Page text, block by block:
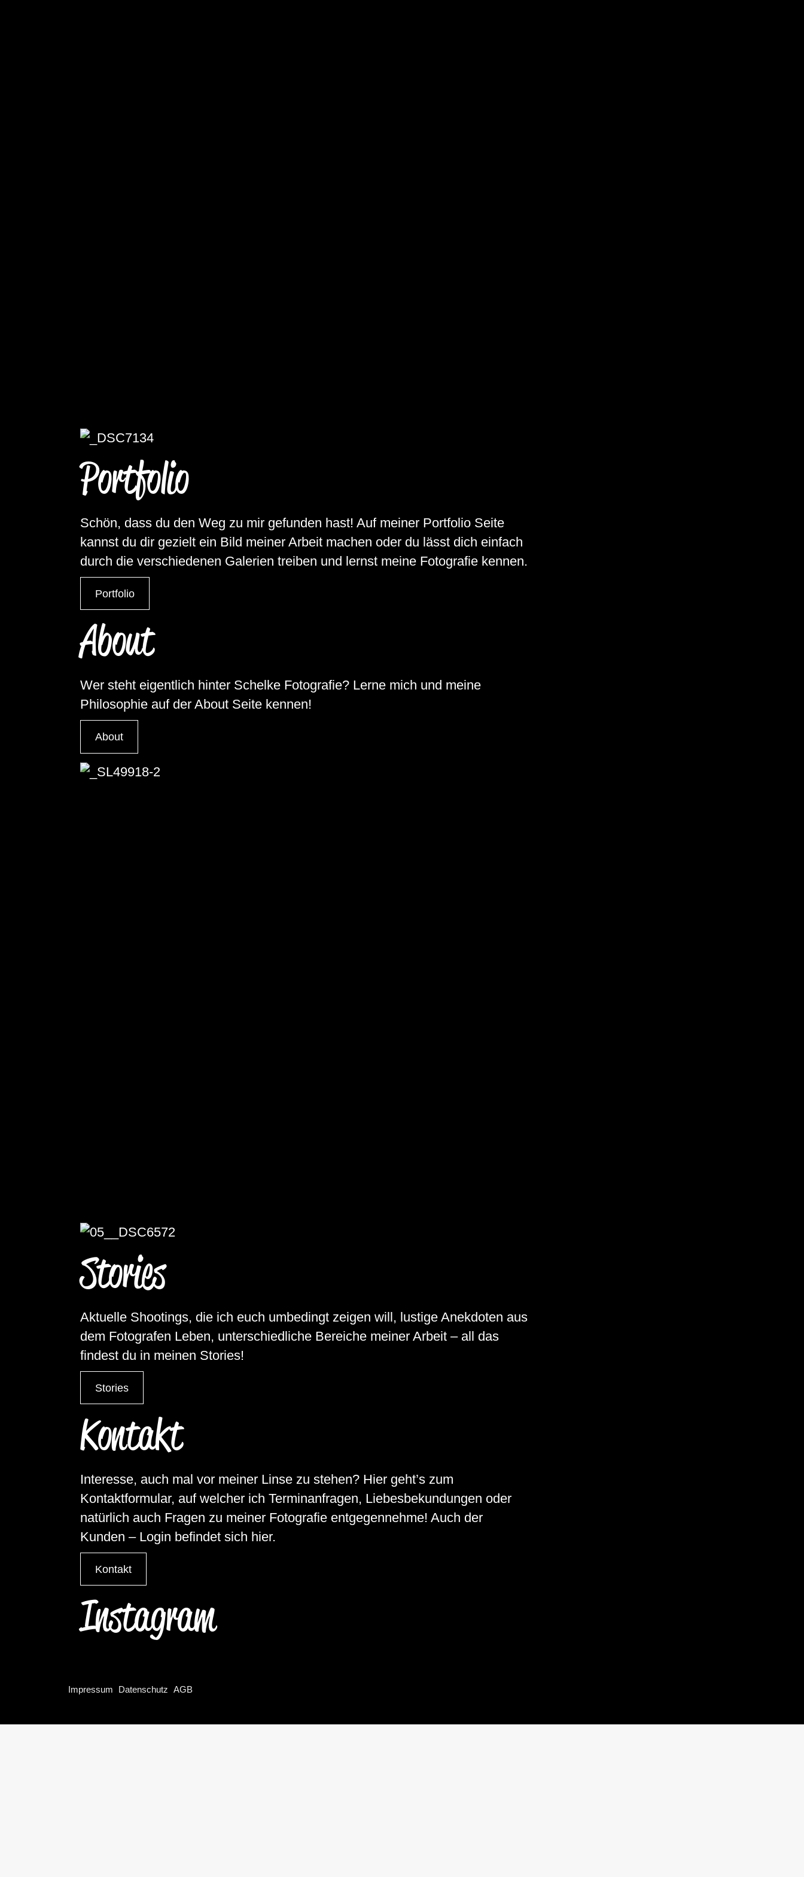
Portfolio
Schön, dass du den Weg zu mir gefunden hast! Auf meiner Portfolio Seite
kannst du dir gezielt ein Bild meiner Arbeit machen oder du lässt dich einfach
durch die verschiedenen Galerien treiben und lernst meine Fotografie kennen.
Portfolio
About
Wer steht eigentlich hinter Schelke Fotografie? Lerne mich und meine
Philosophie auf der About Seite kennen!
About
Stories
Aktuelle Shootings, die ich euch umbedingt zeigen will, lustige Anekdoten aus
dem Fotografen Leben, unterschiedliche Bereiche meiner Arbeit – all das
findest du in meinen Stories!
Stories
Kontakt
Interesse, auch mal vor meiner Linse zu stehen? Hier geht’s zum
Kontaktformular, auf welcher ich Terminanfragen, Liebesbekundungen oder
natürlich auch Fragen zu meiner Fotografie entgegennehme! Auch der
Kunden – Login befindet sich hier.
Kontakt
Instagram
Impressum Datenschutz AGB